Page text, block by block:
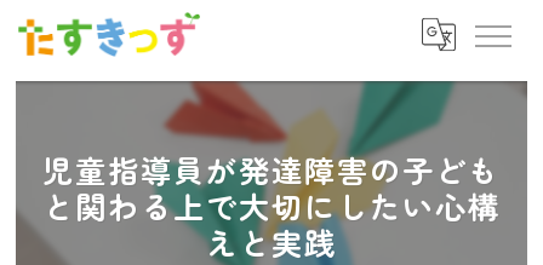
児童指導員が発達障害の子ども
と関わる上で大切にしたい心構
えと実践